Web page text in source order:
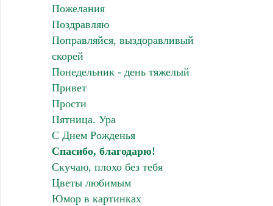
Пожелания
Поздравляю
Поправляйся, выздоравливый
скорей
Понедельник - день тяжелый
Привет
Прости
Пятница. Ура
С Днем Рожденья
Спасибо, благодарю!
Скучаю, плохо без тебя
Цветы любимым
Юмор в картинках